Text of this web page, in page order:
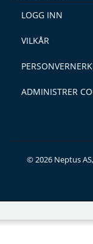
LOGG INN
VILKÅR
ADMINISTRER
© 2026 Neptus